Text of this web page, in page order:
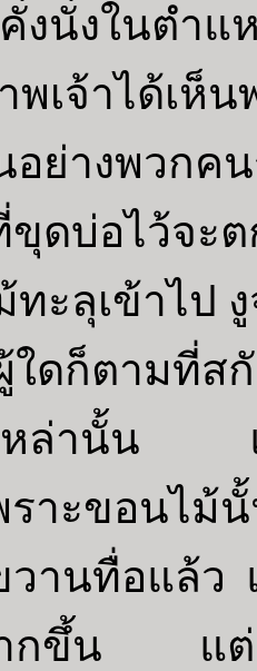
งนั่งในตำแ
เจ้าได้เห็
อย่างพวก
ขุดบ่อไว้จะ
ทะลุเข้าไป
ตามที่สกัด
เหล่านั้น แ
ราะขอนไม้
วานทื่อแล้ว
ากขึ้น แต่